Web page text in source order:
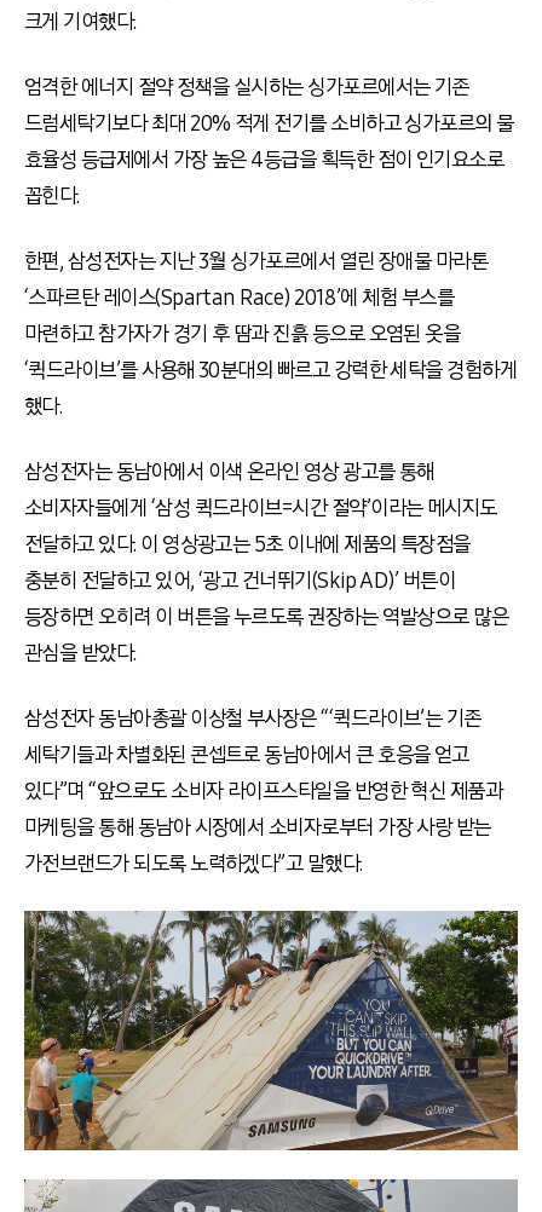
크게 기여했다.
엄격한 에너지 절약 정책을 실시하는 싱가포르에서는 기존
드럼세탁기보다 최대 20% 적게 전기를 소비하고 싱가포르의 물
효율성 등급제에서 가장 높은 4등급을 획득한 점이 인기요소로
꼽힌다.
한편, 삼성전자는 지난 3월 싱가포르에서 열린 장애물 마라톤
‘스파르탄 레이스(Spartan Race) 2018’에 체험 부스를
마련하고 참가자가 경기 후 땀과 진흙 등으로 오염된 옷을
‘퀵드라이브’를 사용해 30분대의 빠르고 강력한 세탁을 경험하게
했다.
삼성전자는 동남아에서 이색 온라인 영상 광고를 통해
소비자자들에게 ‘삼성 퀵드라이브=시간 절약’이라는 메시지도
전달하고 있다. 이 영상광고는 5초 이내에 제품의 특장점을
충분히 전달하고 있어, ‘광고 건너뛰기(Skip AD)’ 버튼이
등장하면 오히려 이 버튼을 누르도록 권장하는 역발상으로 많은
관심을 받았다.
삼성전자 동남아총괄 이상철 부사장은 “‘퀵드라이브’는 기존
세탁기들과 차별화된 콘셉트로 동남아에서 큰 호응을 얻고
있다”며 “앞으로도 소비자 라이프스타일을 반영한 혁신 제품과
마케팅을 통해 동남아 시장에서 소비자로부터 가장 사랑 받는
가전브랜드가 되도록 노력하겠다”고 말했다.